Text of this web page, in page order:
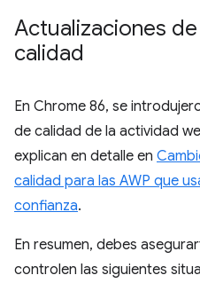
Actualizaciones
calidad
En Chrome 86, se
de calidad de la actividad
explican en detalle en
calidad para las AWP que
confianza.
En resumen, debes
controlen las siguientes